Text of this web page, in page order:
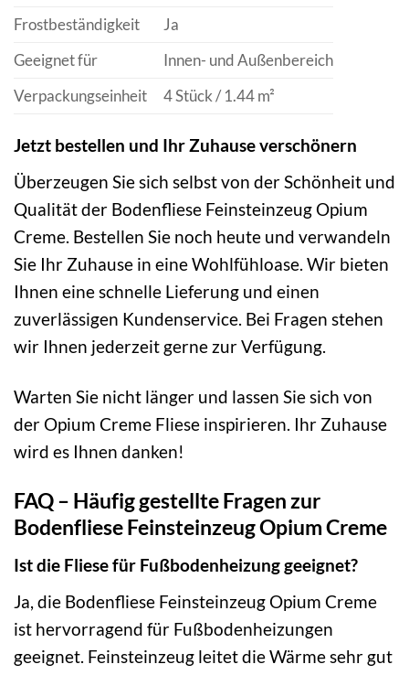
Frostbeständigkeit
Ja
Geeignet für
Innen- und Außenbereich
Verpackungseinheit
4 Stück / 1.44 m²
Jetzt bestellen und Ihr Zuhause verschönern
Überzeugen Sie sich selbst von der Schönheit und
Qualität der Bodenfliese Feinsteinzeug Opium
Creme. Bestellen Sie noch heute und verwandeln
Sie Ihr Zuhause in eine Wohlfühloase. Wir bieten
Ihnen eine schnelle Lieferung und einen
zuverlässigen Kundenservice. Bei Fragen stehen
wir Ihnen jederzeit gerne zur Verfügung.
Warten Sie nicht länger und lassen Sie sich von
der Opium Creme Fliese inspirieren. Ihr Zuhause
wird es Ihnen danken!
FAQ – Häufig gestellte Fragen zur
Bodenfliese Feinsteinzeug Opium Creme
Ist die Fliese für Fußbodenheizung geeignet?
Ja, die Bodenfliese Feinsteinzeug Opium Creme
ist hervorragend für Fußbodenheizungen
geeignet. Feinsteinzeug leitet die Wärme sehr gut